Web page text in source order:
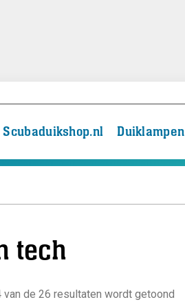
Scubaduikshop.nl Duiklampen
tech
van de 26 resultaten wordt getoond